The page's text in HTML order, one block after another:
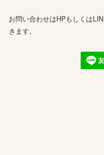
お問い合わせはHPもしくは
きます。